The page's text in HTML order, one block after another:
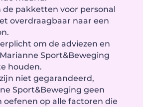
de pakketten voor personal
overdraagbaar naar een
om de adviezen en
Sport&Beweging
houden.
niet gegarandeerd,
Sport&Beweging geen
oefenen op alle factoren die